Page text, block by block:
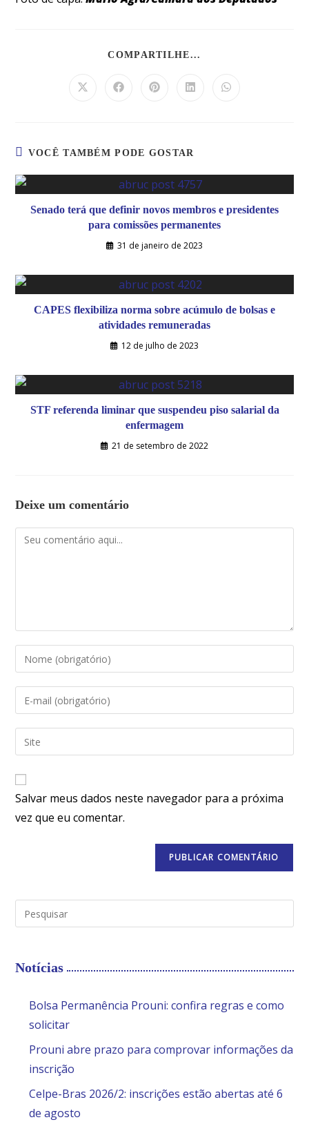
COMPARTILHE...
VOCÊ TAMBÉM PODE GOSTAR
Senado terá que definir novos membros e presidentes
para comissões permanentes
31 de janeiro de 2023
CAPES flexibiliza norma sobre acúmulo de bolsas e
atividades remuneradas
12 de julho de 2023
STF referenda liminar que suspendeu piso salarial da
enfermagem
21 de setembro de 2022
Deixe um comentário
Salvar meus dados neste navegador para a próxima
vez que eu comentar.
Notícias
Bolsa Permanência Prouni: confira regras e como
solicitar
Prouni abre prazo para comprovar informações da
inscrição
Celpe-Bras 2026/2: inscrições estão abertas até 6
de agosto